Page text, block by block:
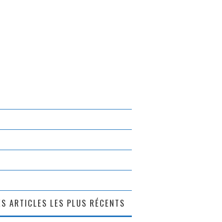
ARTICLES LES PLUS RÉCENTS